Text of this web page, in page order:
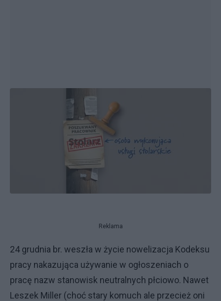
Reklama
24 grudnia br. weszła w życie nowelizacja Kodeksu
pracy nakazująca używanie w ogłoszeniach o
pracę nazw stanowisk neutralnych płciowo. Nawet
Leszek Miller (choć stary komuch ale przecież oni